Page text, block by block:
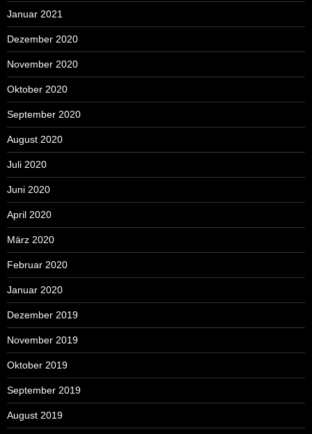
Januar 2021
Dezember 2020
November 2020
Oktober 2020
September 2020
August 2020
Juli 2020
Juni 2020
April 2020
März 2020
Februar 2020
Januar 2020
Dezember 2019
November 2019
Oktober 2019
September 2019
August 2019